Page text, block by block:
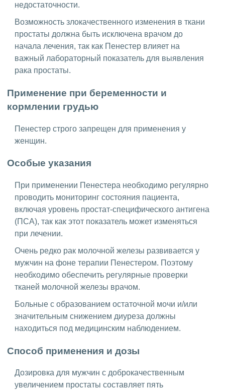
недостаточности.
Возможность злокачественного изменения в ткани
простаты должна быть исключена врачом до
начала лечения, так как Пенестер влияет на
важный лабораторный показатель для выявления
рака простаты.
Применение при беременности и
кормлении грудью
Пенестер строго запрещен для применения у
женщин.
Особые указания
При применении Пенестера необходимо регулярно
проводить мониторинг состояния пациента,
включая уровень простат-специфического антигена
(ПСА), так как этот показатель может изменяться
при лечении.
Очень редко рак молочной железы развивается у
мужчин на фоне терапии Пенестером. Поэтому
необходимо обеспечить регулярные проверки
тканей молочной железы врачом.
Больные с образованием остаточной мочи и/или
значительным снижением диуреза должны
находиться под медицинским наблюдением.
Способ применения и дозы
Дозировка для мужчин с доброкачественным
увеличением простаты составляет пять